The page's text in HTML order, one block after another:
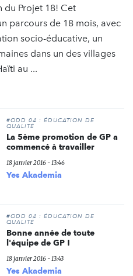
du Projet 18! Cet
parcours de 18 mois, avec
socio-éducative, un
dans un des villages
au ...
#ODD 04 : ÉDUCATION DE
QUALITÉ
La 5ème promotion de GP a
commencé à travailler
18 janvier 2016 - 13:46
Yes Akademia
#ODD 04 : ÉDUCATION DE
QUALITÉ
Bonne année de toute
l'équipe de GP !
18 janvier 2016 - 13:43
Yes Akademia